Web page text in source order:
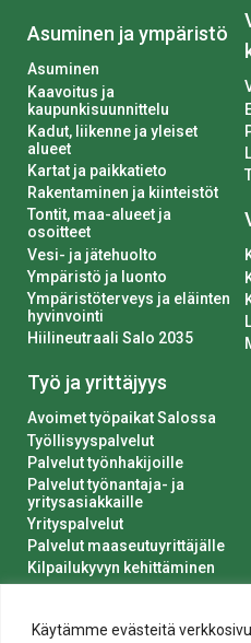
Käytämme evästeitä
Asuminen ja ympäristö
Asuminen
Kaavoitus ja
kaupunkisuunnittelu
Kadut, liikenne ja yleiset
alueet
Kartat ja paikkatieto
Rakentaminen ja kiinteistöt
Tontit, maa-alueet ja
osoitteet
Vesi- ja jätehuolto
Ympäristö ja luonto
Ympäristöterveys ja eläinten
hyvinvointi
Hiilineutraali Salo 2035
Työ ja yrittäjyys
Avoimet työpaikat Salossa
Työllisyyspalvelut
Palvelut työnhakijoille
Palvelut työnantaja- ja
yritysasiakkaille
Yrityspalvelut
Palvelut maaseutuyrittäjälle
Kilpailukyvyn kehittäminen